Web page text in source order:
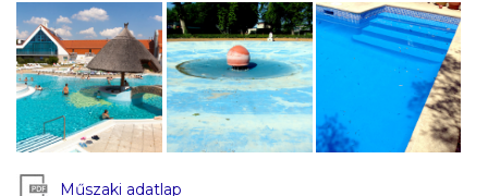
Műszaki adatlap